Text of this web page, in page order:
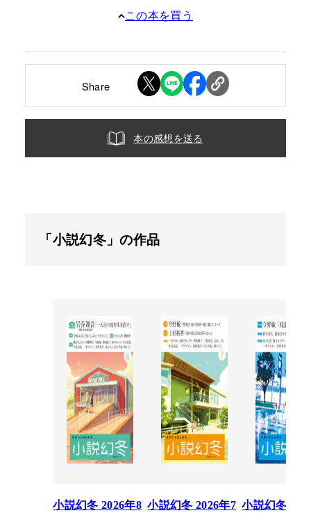
この本を買う
Share
本の感想を送る
「小説幻冬」の作品
小説幻冬 2026年8 小説幻冬 2026年7 小説幻冬